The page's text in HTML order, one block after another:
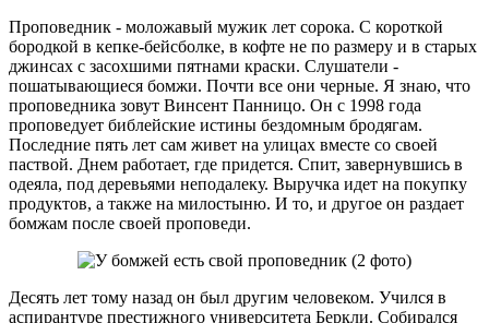
Проповедник - моложавый мужик лет сорока. С короткой
бородкой в кепке-бейсболке, в кофте не по размеру и в старых
джинсах с засохшими пятнами краски. Слушатели -
пошатывающиеся бомжи. Почти все они черные. Я знаю, что
проповедника зовут Винсент Панницо. Он с 1998 года
проповедует библейские истины бездомным бродягам.
Последние пять лет сам живет на улицах вместе со своей
паствой. Днем работает, где придется. Спит, завернувшись в
одеяла, под деревьями неподалеку. Выручка идет на покупку
продуктов, а также на милостыню. И то, и другое он раздает
бомжам после своей проповеди.
Десять лет тому назад он был другим человеком. Учился в
аспирантуре престижного университета Беркли. Собирался